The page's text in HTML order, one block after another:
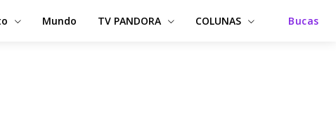
Mundo TV PANDORA COLUNAS Bucas